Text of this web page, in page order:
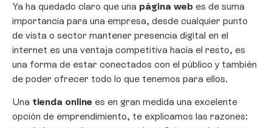
Ya ha quedado claro que una página web es de suma
importancia para una empresa, desde cualquier punto
de vista o sector mantener presencia digital en el
internet es una ventaja competitiva hacía el resto, es
una forma de estar conectados con el público y también
de poder ofrecer todo lo que tenemos para ellos.
Una tienda online es en gran medida una excelente
opción de emprendimiento, te explicamos las razones: